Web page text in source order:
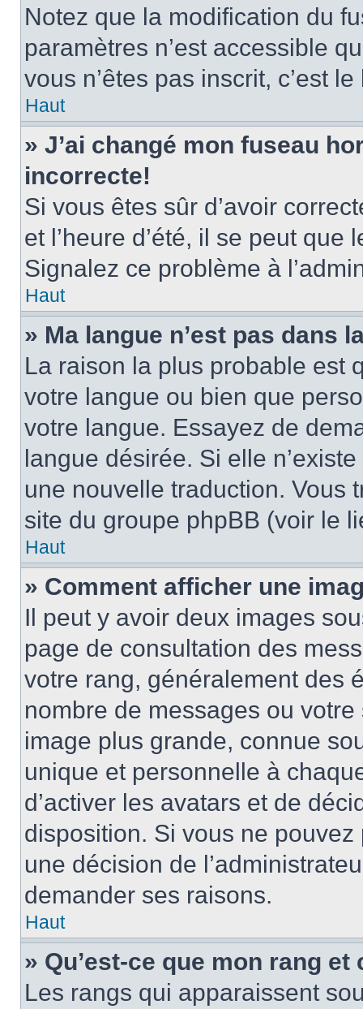
Notez que la modification du
paramètres n’est accessible
vous n’êtes pas inscrit, c’est
Haut
» J’ai changé mon fuseau
incorrecte!
Si vous êtes sûr d’avoir
et l’heure d’été, il se peut que
Signalez ce problème à
Haut
» Ma langue n’est pas dans
La raison la plus probable est
votre langue ou bien que
votre langue. Essayez de
langue désirée. Si elle
une nouvelle traduction. Vous
site du groupe phpBB (voir le
Haut
» Comment afficher une
Il peut y avoir deux images
page de consultation des
votre rang, généralement des
nombre de messages ou
image plus grande, connue
unique et personnelle à
d’activer les avatars et de
disposition. Si vous ne pouvez
une décision de
demander ses raisons.
Haut
» Qu’est-ce que mon rang
Les rangs qui apparaissent